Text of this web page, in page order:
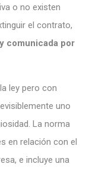
o no existen
el contrato,
comunicada por
ley pero con
uno
La norma
en relación con el
e incluye una